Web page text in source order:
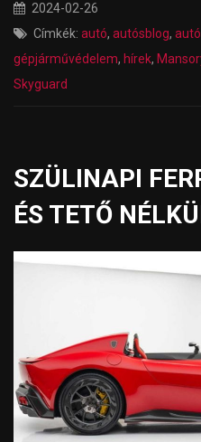
2024-02-26
Címkék: autó, autósblog,
gépjárművédelem, hírek,
Skyguard
SZÜLINAPI
ÉS TETŐ